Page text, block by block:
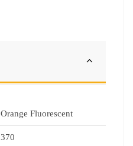
Orange Fluorescent
370